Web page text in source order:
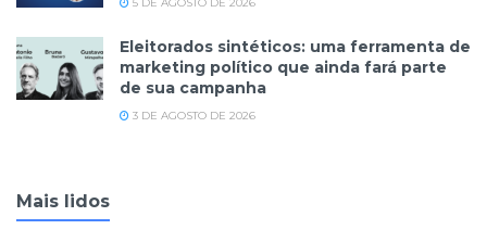
5 DE AGOSTO DE 2026
Eleitorados sintéticos: uma ferramenta de
marketing político que ainda fará parte
de sua campanha
3 DE AGOSTO DE 2026
Mais lidos